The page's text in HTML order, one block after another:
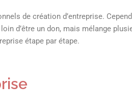
de création d’entreprise.
d’être un don, mais mélange
étape par étape.